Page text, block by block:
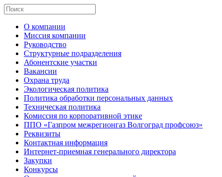
О компании
Миссия компании
Руководство
Структурные подразделения
Абонентские участки
Вакансии
Охрана труда
Экологическая политика
Политика обработки персональных данных
Техническая политика
Комиссия по корпоративной этике
ППО «Газпром межрегионгаз Волгоград профсоюз»
Реквизиты
Контактная информация
Интернет-приемная генерального директора
Закупки
Конкурсы